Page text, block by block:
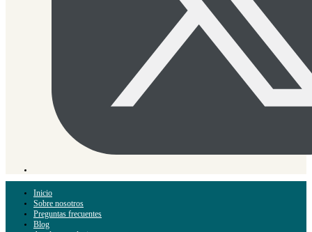
Inicio
Sobre nosotros
Preguntas frecuentes
Blog